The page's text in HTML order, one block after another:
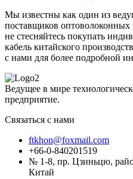
Мы известны как один из
поставщиков
не стесняйтесь покупать
кабель китайского
с нами для более подробной
Ведущее в мире
предприятие.
Связаться с нами
ftkhon@foxmail.com
+66-0-840201519
№ 1-8, пр. Цзиньцю,
Китай